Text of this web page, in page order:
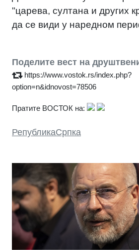
"царева, султана и других
да се види у наредном
Поделите вест на
https://www.vostok.rs/index.php?
option=n&idnovost=78506
Пратите ВОСТОК на:
РепубликаСрпка